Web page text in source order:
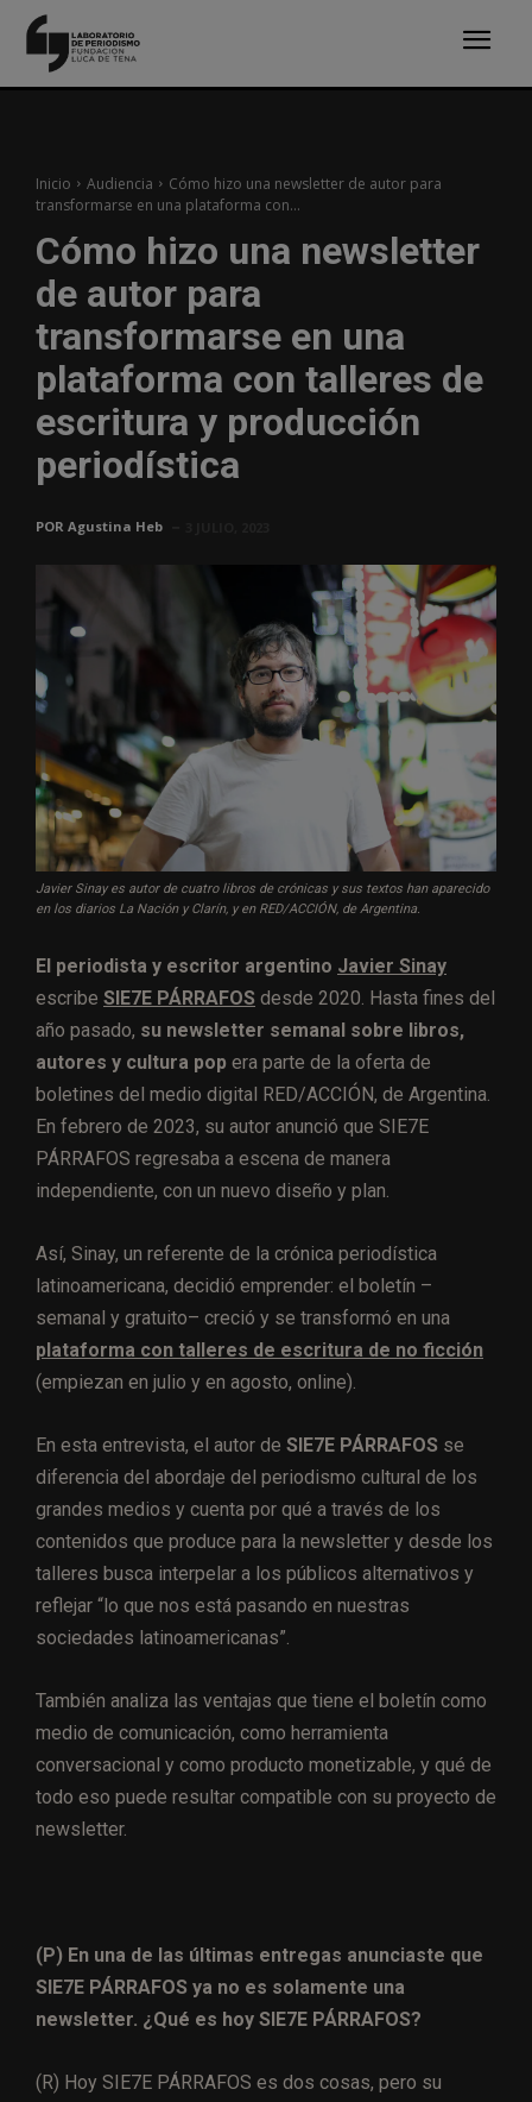
Inicio Audiencia
Cómo hizo una newsletter de autor para
transformarse en una plataforma con...
Cómo hizo una newsletter
de autor para
transformarse en una
plataforma con talleres de
escritura y producción
periodística
POR Agustina Heb
Javier Sinay es autor de cuatro libros de crónicas y sus textos han aparecido
en los diarios La Nación y Clarín, y en RED/ACCIÓN, de Argentina.
El periodista y escritor argentino Javier Sinay
escribe SIE7E PÁRRAFOS desde 2020. Hasta fines del
año pasado, su newsletter semanal sobre libros,
autores y cultura pop era parte de la oferta de
boletines del medio digital RED/ACCIÓN, de Argentina.
En febrero de 2023, su autor anunció que SIE7E
PÁRRAFOS regresaba a escena de manera
independiente, con un nuevo diseño y plan.
Así, Sinay, un referente de la crónica periodística
latinoamericana, decidió emprender: el boletín –
semanal y gratuito– creció y se transformó en una
plataforma con talleres de escritura de no ficción
(empiezan en julio y en agosto, online).
En esta entrevista, el autor de SIE7E PÁRRAFOS se
diferencia del abordaje del periodismo cultural de los
grandes medios y cuenta por qué a través de los
contenidos que produce para la newsletter y desde los
talleres busca interpelar a los públicos alternativos y
reflejar “lo que nos está pasando en nuestras
sociedades latinoamericanas”.
También analiza las ventajas que tiene el boletín como
medio de comunicación, como herramienta
conversacional y como producto monetizable, y qué de
todo eso puede resultar compatible con su proyecto de
newsletter.
(P) En una de las últimas entregas anunciaste que
SIE7E PÁRRAFOS ya no es solamente una
newsletter. ¿Qué es hoy SIE7E PÁRRAFOS?
(R) Hoy SIE7E PÁRRAFOS es dos cosas, pero su